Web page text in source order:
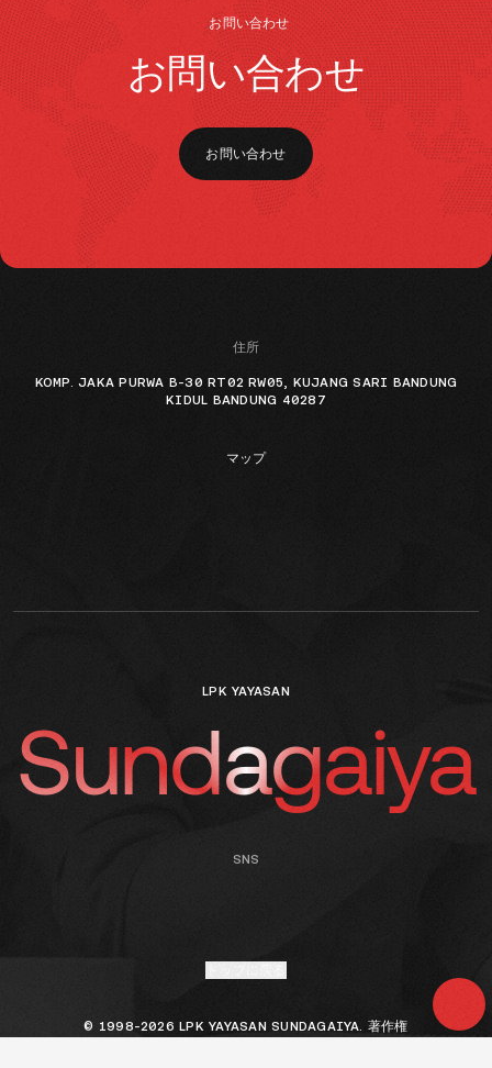
お問い合わせ
お問い合わせ
お問い合わせ
住所
KOMP. JAKA PURWA B-30 RT02 RW05, KUJANG SARI BANDUNG
KIDUL BANDUNG 40287
マップ
LPK YAYASAN
Sundagaiya
SNS
© 1998-2026 LPK YAYASAN SUNDAGAIYA. 著作権